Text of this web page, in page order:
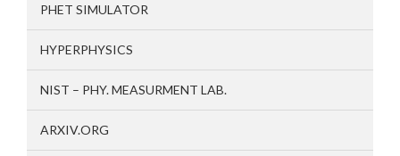
PHET SIMULATOR
HYPERPHYSICS
NIST – PHY. MEASURMENT LAB.
ARXIV.ORG